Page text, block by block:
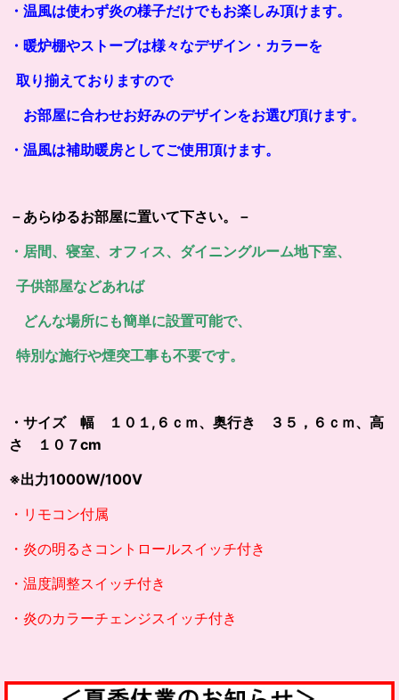
・温風は使わず炎の様子だけでもお楽しみ頂けます。
・暖炉棚やストーブは様々なデザイン・カラーを
取り揃えておりますので
お部屋に合わせお好みのデザインをお選び頂けます。
・温風は補助暖房としてご使用頂けます。
－あらゆるお部屋に置いて下さい。－
・居間、寝室、オフィス、ダイニングルーム地下室、
子供部屋などあれば
どんな場所にも簡単に設置可能で、
特別な施行や煙突工事も不要です。
・サイズ 幅 １０１,６ｃｍ、奥行き ３５，６ｃｍ、高
さ １０７cm
※出力1000W/100V
・リモコン付属
・炎の明るさコントロールスイッチ付き
・温度調整スイッチ付き
・炎のカラーチェンジスイッチ付き